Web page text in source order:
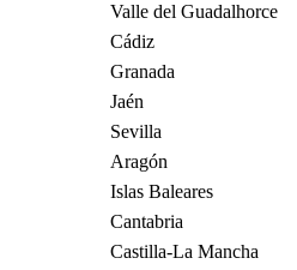
Valle del Guadalhorce
Cádiz
Granada
Jaén
Sevilla
Aragón
Islas Baleares
Cantabria
Castilla-La Mancha